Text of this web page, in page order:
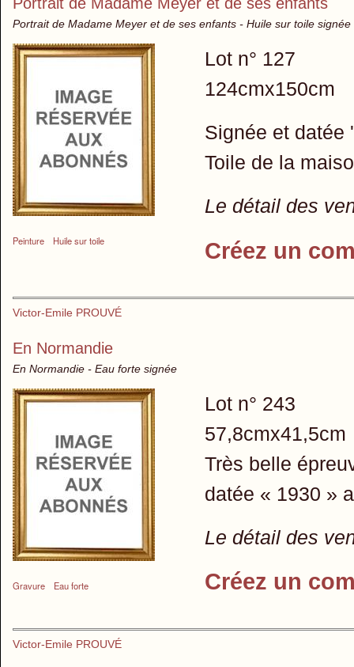
Portrait de Madame Meyer et de ses enfants - Huile sur toile signée
Peinture Huile sur toile
Lot n° 127
124cmx150cm
Signée et datée
Toile de la
Le détail des
Créez un
Victor-Emile PROUVÉ
En Normandie
En Normandie - Eau forte signée
Gravure Eau forte
Lot n° 243
57,8cmx41,5cm
Très belle
datée « 1930 »
Le détail des
Créez un
Victor-Emile PROUVÉ